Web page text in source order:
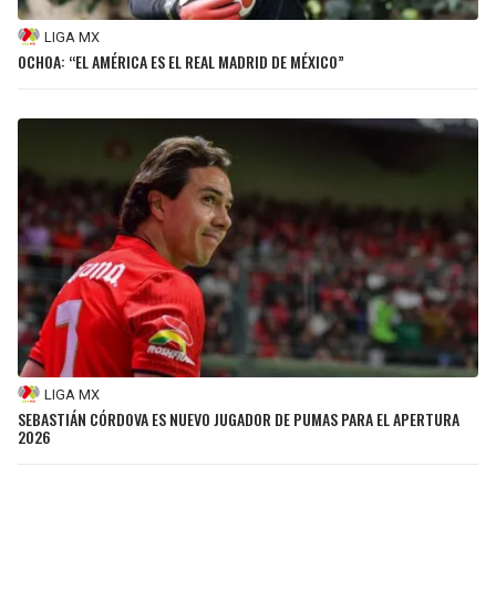
LIGA MX
OCHOA: “EL AMÉRICA ES EL REAL MADRID DE MÉXICO”
LIGA MX
SEBASTIÁN CÓRDOVA ES NUEVO JUGADOR DE PUMAS PARA EL APERTURA
2026